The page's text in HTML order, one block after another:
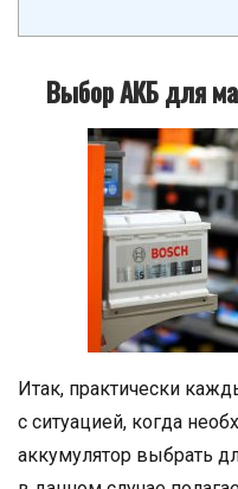
Выбор АКБ для
Итак, практически
с ситуацией, когда
аккумулятор выбрать